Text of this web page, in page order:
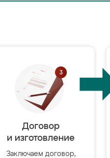
Договор
и изготовление
Заключаем договор,